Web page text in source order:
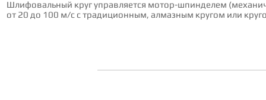
Шлифовальный круг управляется мотор-шпинделем
от 20 до 100 м/с с традиционным, алмазным кругом или